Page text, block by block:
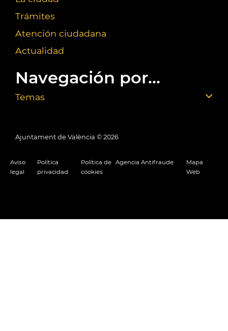
Trámites
Atención ciudadana
Actualidad
Navegación por...
Temas
Ajuntament de València © 2026
Aviso
legal
Política
privacidad
Política de
cookies
Agencia Antifraude
Mapa
Web